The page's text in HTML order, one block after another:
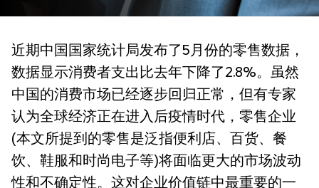
近期中国国家统计局发布了5月份的零售数据，
数据显示消费者支出比去年下降了2.8%。虽然
中国的消费市场已经逐步回归正常，但有专家
认为全球经济正在进入后疫情时代，零售企业
(本文所提到的零售是泛指便利店、百货、餐
饮、鞋服和时尚电子等)将面临更大的市场波动
性和不确定性。这对企业价值链中最重要的一